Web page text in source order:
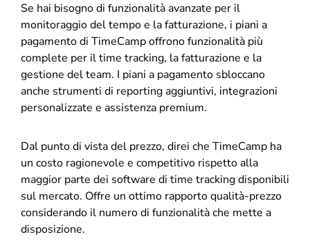
Se hai bisogno di funzionalità avanzate per il
monitoraggio del tempo e la fatturazione, i piani a
pagamento di TimeCamp offrono funzionalità più
complete per il time tracking, la fatturazione e la
gestione del team. I piani a pagamento sbloccano
anche strumenti di reporting aggiuntivi, integrazioni
personalizzate e assistenza premium.
Dal punto di vista del prezzo, direi che TimeCamp ha
un costo ragionevole e competitivo rispetto alla
maggior parte dei software di time tracking disponibili
sul mercato. Offre un ottimo rapporto qualità-prezzo
considerando il numero di funzionalità che mette a
disposizione.